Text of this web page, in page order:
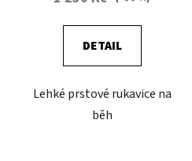
DETAIL
Lehké prstové rukavice na
běh